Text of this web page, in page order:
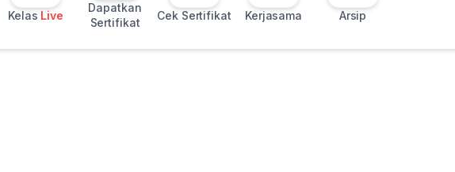
Kelas Live
Dapatkan
Sertifikat
Cek Sertifikat Kerjasama Arsip